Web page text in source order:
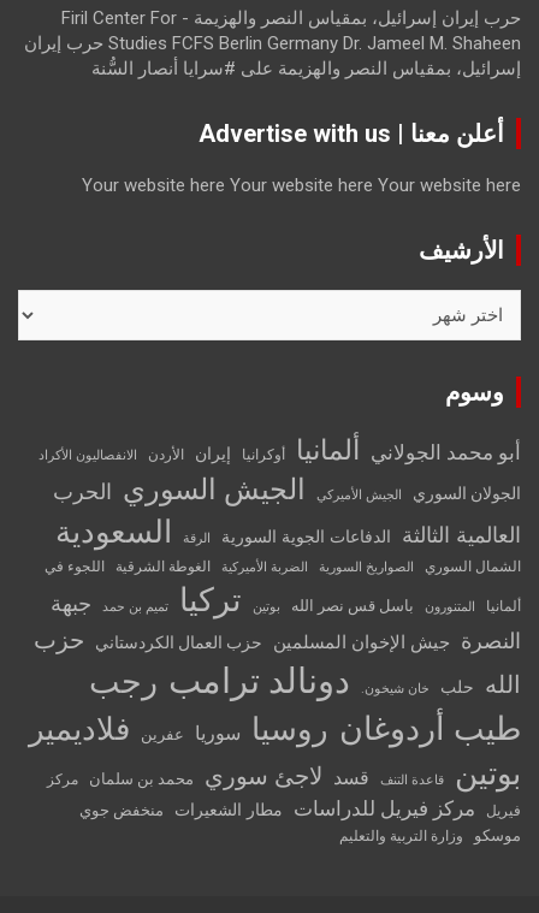
حرب إيران إسرائيل، بمقياس النصر والهزيمة - Firil Center For
Studies FCFS Berlin Germany Dr. Jameel M. Shaheen حرب إيران
إسرائيل، بمقياس النصر والهزيمة على #سرايا أنصار السُّنة
أعلن معنا | Advertise with us
Your website here Your website here Your website here
الأرشيف
وسوم
أبو محمد الجولاني ألمانيا أوكرانيا إيران الأردن الانفصاليون الأكراد
الجولان السوري الجيش الأميركي الجيش السوري الحرب
العالمية الثالثة
الدفاعات الجوية السورية الرقة السعودية
الشمال السوري الصواريخ السورية الضربة الأميركية الغوطة الشرقية اللجوء في
ألمانيا المتنورون باسل قس نصر الله بوتين تركيا تميم بن حمد
جبهة
النصرة
جيش الإخوان المسلمين حزب العمال الكردستاني
حزب
الله
حلب خان شيخون. دونالد ترامب رجب
طيب أردوغان روسيا سوريا عفرين
فلاديمير
بوتين
قاعدة التنف قسد لاجئ سوري محمد بن سلمان
مركز
فيريل
مركز فيريل للدراسات مطار الشعيرات
منخفض جوي
موسكو
وزارة التربية والتعليم